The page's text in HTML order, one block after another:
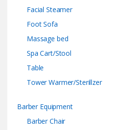
Facial Steamer
Foot Sofa
Massage bed
Spa Cart/Stool
Table
Tower Warmer/Sterillzer
Barber Equipment
Barber Chair